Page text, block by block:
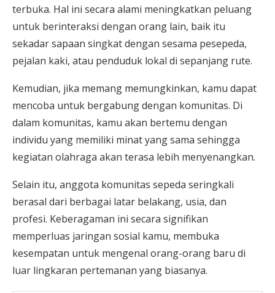
terbuka. Hal ini secara alami meningkatkan peluang
untuk berinteraksi dengan orang lain, baik itu
sekadar sapaan singkat dengan sesama pesepeda,
pejalan kaki, atau penduduk lokal di sepanjang rute.
Kemudian, jika memang memungkinkan, kamu dapat
mencoba untuk bergabung dengan komunitas. Di
dalam komunitas, kamu akan bertemu dengan
individu yang memiliki minat yang sama sehingga
kegiatan olahraga akan terasa lebih menyenangkan.
Selain itu, anggota komunitas sepeda seringkali
berasal dari berbagai latar belakang, usia, dan
profesi. Keberagaman ini secara signifikan
memperluas jaringan sosial kamu, membuka
kesempatan untuk mengenal orang-orang baru di
luar lingkaran pertemanan yang biasanya.